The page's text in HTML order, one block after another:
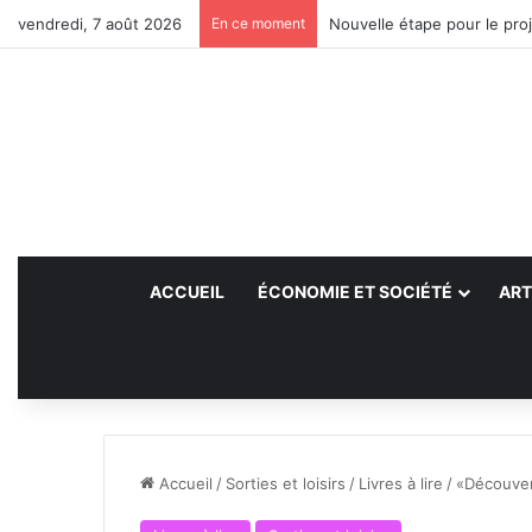
vendredi, 7 août 2026 En ce moment Nouvelle étape pour le
ACCUEIL ÉCONOMIE ET SOCIÉTÉ
Accueil / Sorties et loisirs / Livres à lire /